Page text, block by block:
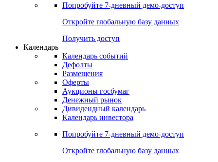
Попробуйте 7-дневный демо-доступ
Откройте глобальную базу данных
Получить доступ
Календарь
Календарь событий
Дефолты
Размещения
Оферты
Аукционы госбумаг
Денежный рынок
Дивидендный календарь
Календарь инвестора
Попробуйте 7-дневный демо-доступ
Откройте глобальную базу данных